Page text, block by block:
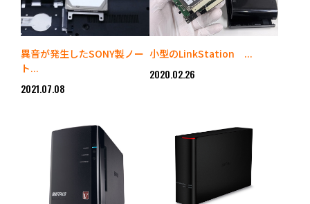
異音が発生したSONY製ノー
ト...
2021.07.08
小型のLinkStation ...
2020.02.26